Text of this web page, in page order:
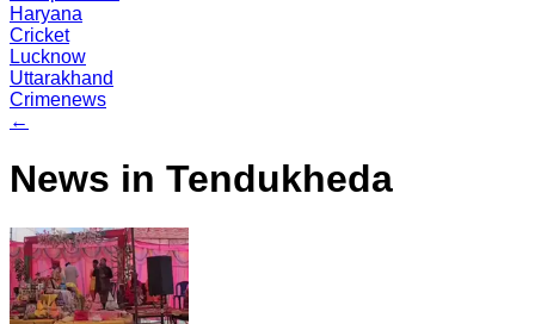
Haryana
Cricket
Lucknow
Uttarakhand
Crimenews
←
News in Tendukheda